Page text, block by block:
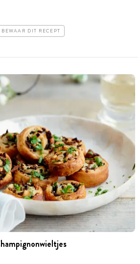
BEWAAR DIT RECEPT